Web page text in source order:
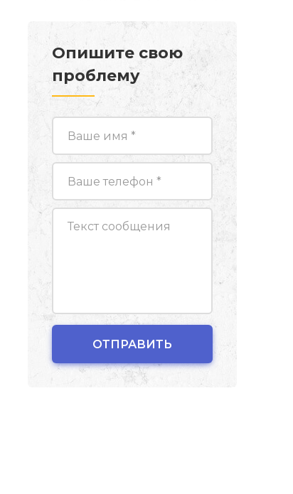
Опишите свою
проблему